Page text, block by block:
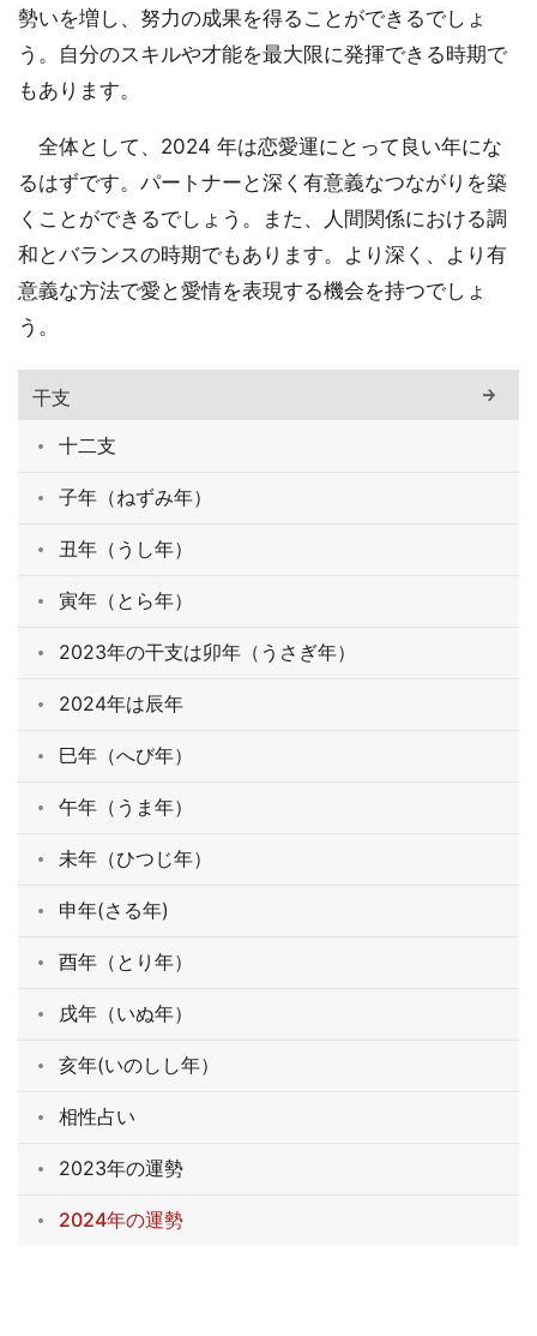
勢いを増し、努力の成果を得ることができるでしょ
う。自分のスキルや才能を最大限に発揮できる時期で
もあります。
全体として、2024 年は恋愛運にとって良い年にな
るはずです。パートナーと深く有意義なつながりを築
くことができるでしょう。また、人間関係における調
和とバランスの時期でもあります。より深く、より有
意義な方法で愛と愛情を表現する機会を持つでしょ
う。
干支
十二支
子年（ねずみ年）
丑年（うし年）
寅年（とら年）
2023年の干支は卯年（うさぎ年）
2024年は辰年
巳年（へび年）
午年（うま年）
未年（ひつじ年）
申年(さる年)
酉年（とり年）
戌年（いぬ年）
亥年(いのしし年）
相性占い
2023年の運勢
2024年の運勢